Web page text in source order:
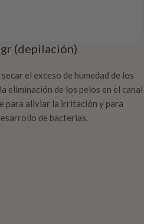
(depilación)
el exceso de humedad de los
eliminación de los pelos en el canal
para aliviar la irritación y para
de bacterias.